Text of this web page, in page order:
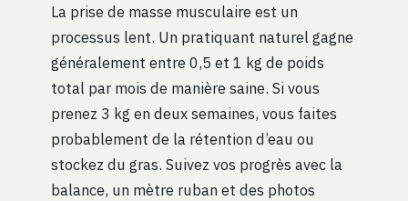
La prise de masse musculaire est un
processus lent. Un pratiquant naturel gagne
généralement entre 0,5 et 1 kg de poids
total par mois de manière saine. Si vous
prenez 3 kg en deux semaines, vous faites
probablement de la rétention d’eau ou
stockez du gras. Suivez vos progrès avec la
balance, un mètre ruban et des photos